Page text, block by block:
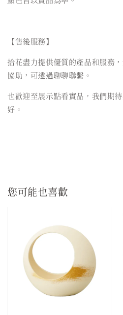
【售後服務】
拾花盡力提供優質的產品和服務
協助，可透過聊聊聯繫。
也歡迎至展示點看實品，我們期
好。
您可能也喜歡